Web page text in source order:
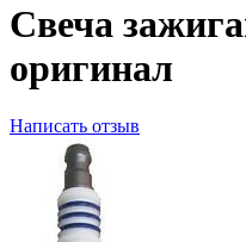
Свеча
оригинал
Написать отзыв